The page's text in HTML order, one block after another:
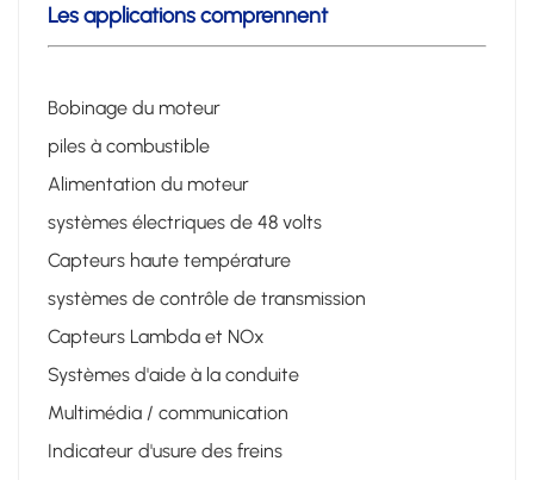
Les applications comprennent
Bobinage du moteur
piles à combustible
Alimentation du moteur
systèmes électriques de 48 volts
Capteurs haute température
systèmes de contrôle de transmission
Capteurs Lambda et NOx
Systèmes d'aide à la conduite
Multimédia / communication
Indicateur d'usure des freins